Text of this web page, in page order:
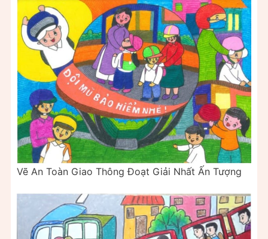
Vẽ An Toàn Giao Thông Đoạt Giải Nhất Ấn Tượng